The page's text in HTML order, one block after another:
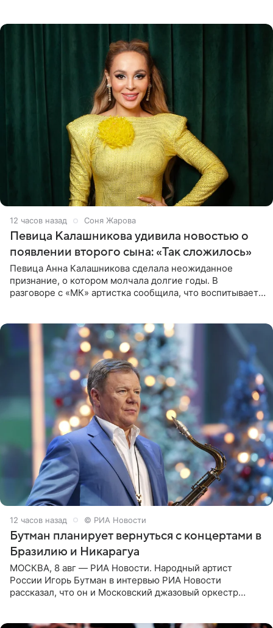
12 часов назад Соня Жарова
Певица Калашникова удивила новостью о
появлении второго сына: «Так сложилось»
Певица Анна Калашникова сделала неожиданное
признание, о котором молчала долгие годы. В
разговоре с «МК» артистка сообщила, что воспитывает
12 часов назад © РИА Новости
Бутман планирует вернуться с концертами в
Бразилию и Никарагуа
МОСКВА, 8 авг — РИА Новости. Народный артист
России Игорь Бутман в интервью РИА Новости
рассказал, что он и Московский джазовый оркестр